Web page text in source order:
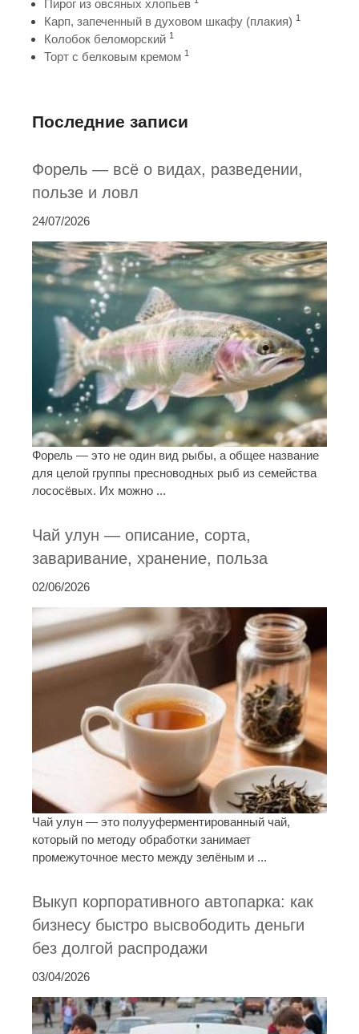
Пирог из овсяных хлопьев
Карп, запеченный в духовом шкафу (плакия) 1
Колобок беломорский 1
Торт с белковым кремом 1
Последние записи
Форель — всё о видах, разведении,
пользе и ловл
24/07/2026
Форель — это не один вид рыбы, а общее название
для целой группы пресноводных рыб из семейства
лососёвых. Их можно ...
Чай улун — описание, сорта,
заваривание, хранение, польза
02/06/2026
Чай улун — это полууферментированный чай,
который по методу обработки занимает
промежуточное место между зелёным и ...
Выкуп корпоративного автопарка: как
бизнесу быстро высвободить деньги
без долгой распродажи
03/04/2026